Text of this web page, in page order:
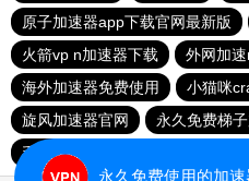
原子加速器app下载官网最新版
火箭vp n加速器下载
外网加
海外加速器免费使用
小猫咪
旋风加速器官网
永久免费梯
毛豆加速器
永久免费使用的加速